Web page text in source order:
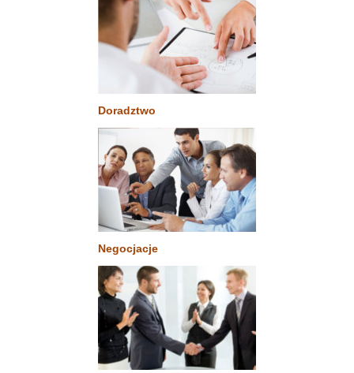
Doradztwo
Negocjacje